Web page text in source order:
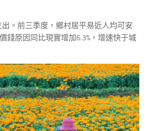
。前三季度，鄉村居平易近人均可安
錢原因同比現實增加6.3%，增速快于城